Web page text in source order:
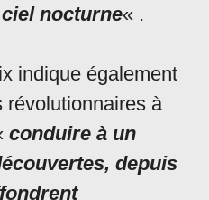
nocturne« .
indique également
révolutionnaires à
conduire à un
depuis